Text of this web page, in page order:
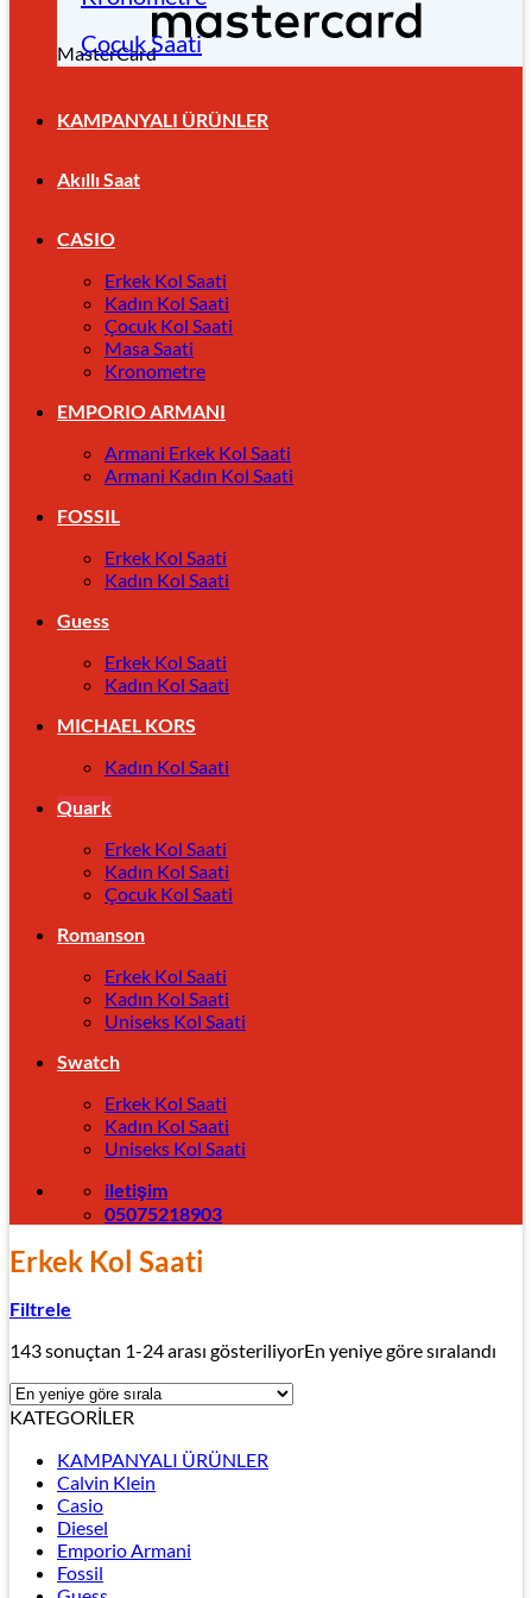
MasterCard
Çocuk Saati
KAMPANYALI ÜRÜNLER
Akıllı Saat
CASIO
Erkek Kol Saati
Kadın Kol Saati
Çocuk Kol Saati
Masa Saati
Kronometre
EMPORIO ARMANI
Armani Erkek Kol Saati
Armani Kadın Kol Saati
FOSSIL
Erkek Kol Saati
Kadın Kol Saati
Guess
Erkek Kol Saati
Kadın Kol Saati
MICHAEL KORS
Kadın Kol Saati
Quark
Erkek Kol Saati
Kadın Kol Saati
Çocuk Kol Saati
Romanson
Erkek Kol Saati
Kadın Kol Saati
Uniseks Kol Saati
Swatch
Erkek Kol Saati
Kadın Kol Saati
Uniseks Kol Saati
iletişim
05075218903
Erkek Kol Saati
Filtrele
143 sonuçtan 1-24 arası gösteriliyorEn yeniye göre sıralandı
KATEGORİLER
KAMPANYALI ÜRÜNLER
Calvin Klein
Casio
Diesel
Emporio Armani
Fossil